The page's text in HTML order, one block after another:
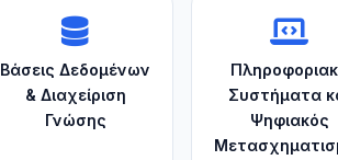
Βάσεις Δεδομένων
& Διαχείριση
Γνώσης
Συστήματα
Ψηφιακός